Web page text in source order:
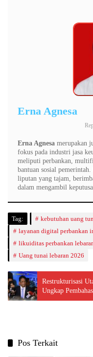
Erna Agnesa
Erna Agnesa merupakan
fokus pada industri jasa
meliputi perbankan,
bantuan sosial
liputan yang tajam,
dalam mengambil
Tag:
kebutuhan uang
layanan digital perbankan
likuiditas perbankan
Uang tunai lebaran 2026
Restrukturisasi
Ungkap
Pos Terkait